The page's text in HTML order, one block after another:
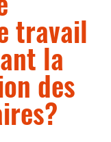
travail
la
des